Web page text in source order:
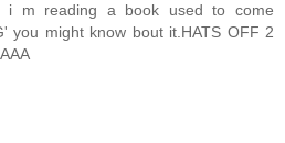
i m reading a book used to come
you might know bout it.HATS OFF 2